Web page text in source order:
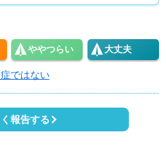
ややつらい 大丈夫
ではない
報告する